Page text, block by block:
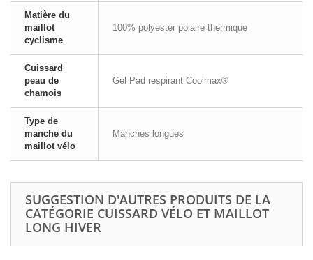
Matière du
maillot
cyclisme
100% polyester polaire thermique
Cuissard
peau de
chamois
Gel Pad respirant Coolmax®
Type de
manche du
maillot vélo
Manches longues
SUGGESTION D'AUTRES PRODUITS DE LA
CATÉGORIE CUISSARD VÉLO ET MAILLOT
LONG HIVER